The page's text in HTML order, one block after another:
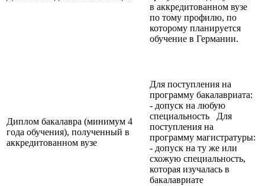
в аккредитованном вузе
по тому профилю, по
которому планируется
обучение в Германии.
Диплом бакалавра (минимум 4
года обучения), полученный в
аккредитованном вузе
Для поступления на
программу бакалавриата:
- допуск на любую
специальность Для
поступления на
программу магистратуры:
- допуск на ту же или
схожую специальность,
которая изучалась в
бакалавриате